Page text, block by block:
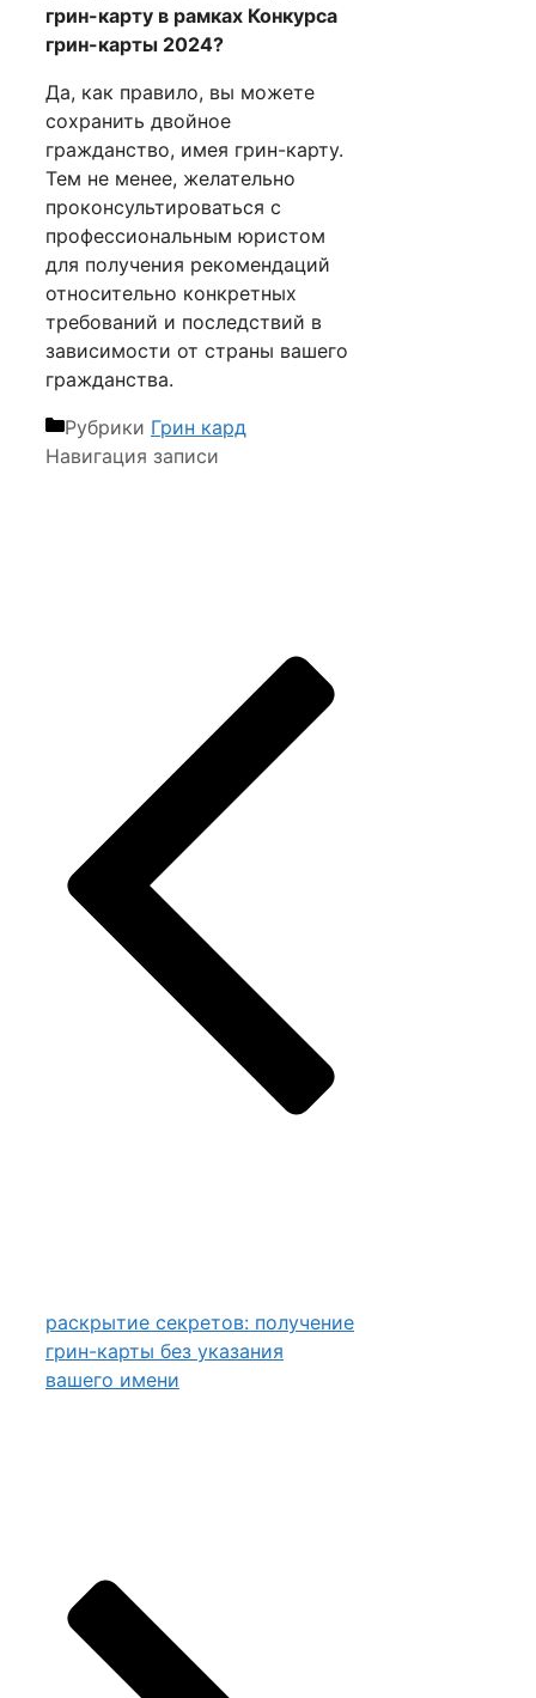
грин-карту в рамках Конкурса
грин-карты 2024?
Да, как правило, вы можете
сохранить двойное
гражданство, имея грин-карту.
Тем не менее, желательно
проконсультироваться с
профессиональным юристом
для получения рекомендаций
относительно конкретных
требований и последствий в
зависимости от страны вашего
гражданства.
Рубрики Грин кард
Навигация записи
раскрытие секретов: получение
грин-карты без указания
вашего имени